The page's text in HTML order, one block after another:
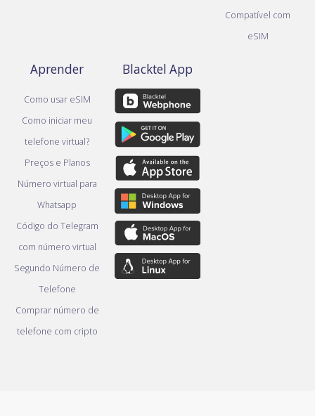
Compatível com
eSIM
Aprender
Como usar eSIM
Como iniciar meu
telefone virtual?
Preços e Planos
Número virtual para
Whatsapp
Código do Telegram
com número virtual
Segundo Número de
Telefone
Comprar número de
telefone com cripto
Blacktel App